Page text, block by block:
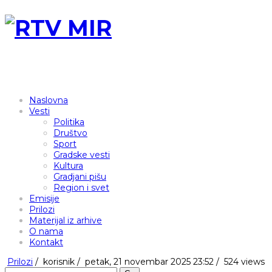
Naslovna
Vesti
Politika
Društvo
Sport
Gradske vesti
Kultura
Gradjani pišu
Region i svet
Emisije
Prilozi
Materijal iz arhive
O nama
Kontakt
Prilozi / korisnik / petak, 21 novembar 2025 23:52 / 524 views